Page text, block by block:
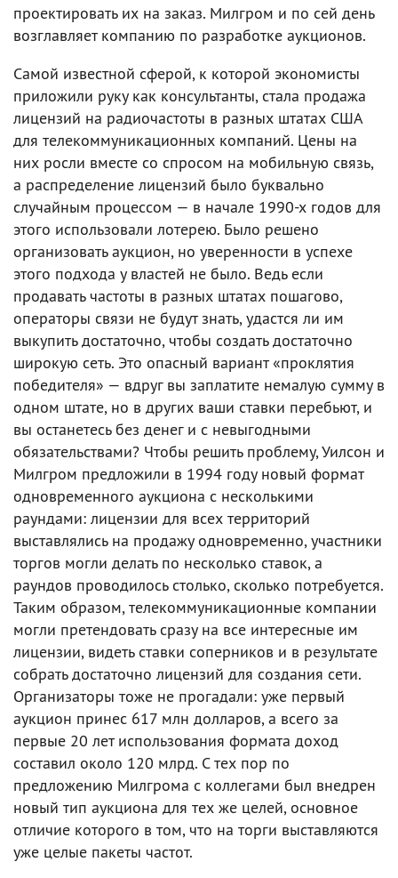
проектировать их на заказ. Милгром и по сей день
возглавляет компанию по разработке аукционов.
Самой известной сферой, к которой экономисты
приложили руку как консультанты, стала продажа
лицензий на радиочастоты в разных штатах США
для телекоммуникационных компаний. Цены на
них росли вместе со спросом на мобильную связь,
а распределение лицензий было буквально
случайным процессом — в начале 1990-х годов для
этого использовали лотерею. Было решено
организовать аукцион, но уверенности в успехе
этого подхода у властей не было. Ведь если
продавать частоты в разных штатах пошагово,
операторы связи не будут знать, удастся ли им
выкупить достаточно, чтобы создать достаточно
широкую сеть. Это опасный вариант «проклятия
победителя» — вдруг вы заплатите немалую сумму в
одном штате, но в других ваши ставки перебьют, и
вы останетесь без денег и с невыгодными
обязательствами? Чтобы решить проблему, Уилсон и
Милгром предложили в 1994 году новый формат
одновременного аукциона с несколькими
раундами: лицензии для всех территорий
выставлялись на продажу одновременно, участники
торгов могли делать по несколько ставок, а
раундов проводилось столько, сколько потребуется.
Таким образом, телекоммуникационные компании
могли претендовать сразу на все интересные им
лицензии, видеть ставки соперников и в результате
собрать достаточно лицензий для создания сети.
Организаторы тоже не прогадали: уже первый
аукцион принес 617 млн долларов, а всего за
первые 20 лет использования формата доход
составил около 120 млрд. С тех пор по
предложению Милгрома с коллегами был внедрен
новый тип аукциона для тех же целей, основное
отличие которого в том, что на торги выставляются
уже целые пакеты частот.